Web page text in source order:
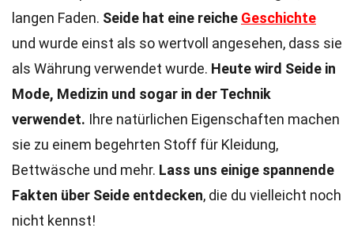
langen Faden. Seide hat eine reiche Geschichte
und wurde einst als so wertvoll angesehen, dass sie
als Währung verwendet wurde. Heute wird Seide in
Mode, Medizin und sogar in der Technik
verwendet. Ihre natürlichen Eigenschaften machen
sie zu einem begehrten Stoff für Kleidung,
Bettwäsche und mehr. Lass uns einige spannende
Fakten über Seide entdecken, die du vielleicht noch
nicht kennst!